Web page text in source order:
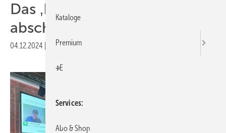
Das ‚Heizungsgesetz‘
abschaffen oder nicht?
04.12.2024 Druckvorschau
Kataloge
Premium
+E
Services
Abo & Shop